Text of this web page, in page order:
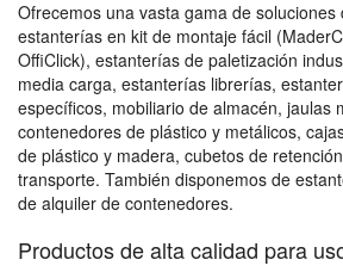
Ofrecemos una vasta gama de soluciones
estanterías en kit de montaje fácil
OffiClick), estanterías de paletización
media carga, estanterías librerías,
específicos, mobiliario de almacén, jaulas
contenedores de plástico y metálicos,
de plástico y madera, cubetos de
transporte. También disponemos de
de alquiler de contenedores.
Productos de alta calidad para